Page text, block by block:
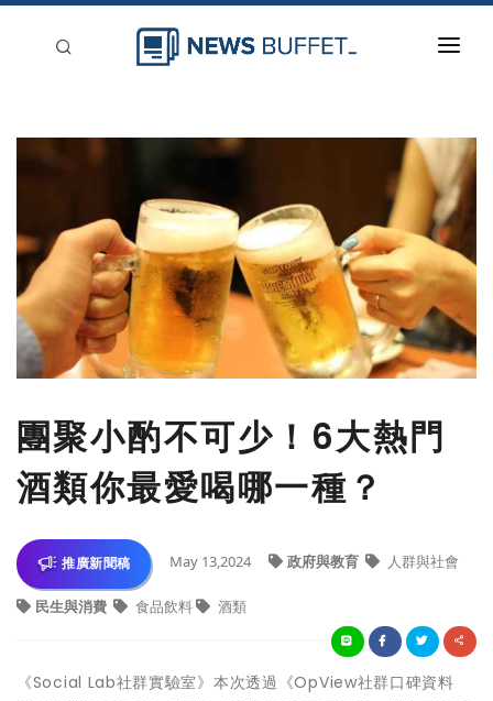
刊登
團聚小酌不可少！6大熱門
酒類你最愛喝哪一種？
推廣新聞稿 May 13,2024 政府與教育 人群與社會
民生與消費 食品飲料 酒類
《Social Lab社群實驗室》本次透過《OpView社群口碑資料